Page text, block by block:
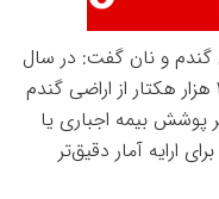
گندم و نان گفت: در سال
زراعی جاری تاکنون هفت میلیون و ۳۶۲ هزار هکتار از اراضی گندم
پوشش بیمه اجباری یا
ارایه آمار دقیق‌تر